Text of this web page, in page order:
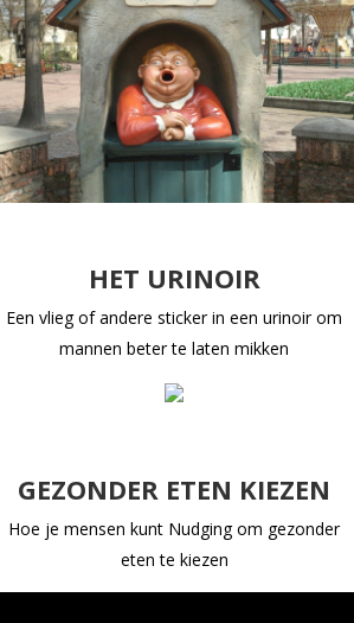
HET URINOIR
Een vlieg of andere sticker in een urinoir om
mannen beter te laten mikken
GEZONDER ETEN KIEZEN
Hoe je mensen kunt Nudging om gezonder
eten te kiezen